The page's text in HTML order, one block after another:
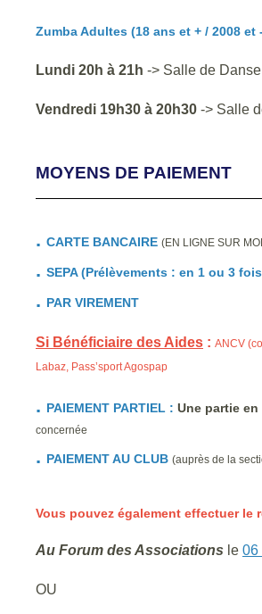
Zumba Adultes (18 ans et + / 2008 et
Lundi 20h à 21h -> Salle de Danse
Vendredi 19h30 à 20h30 -> Salle
MOYENS DE PAIEMENT
. CARTE BANCAIRE (EN LIGNE SUR
. SEPA (Prélèvements : en 1 ou 3
. PAR VIREMENT
Si Bénéficiaire des Aides : ANCV
Labaz, Pass’sport Agospap
. PAIEMENT PARTIEL : Une partie en
concernée
. PAIEMENT AU CLUB (auprès de la
Vous pouvez également effectuer le
Au Forum des Associations le 06
OU